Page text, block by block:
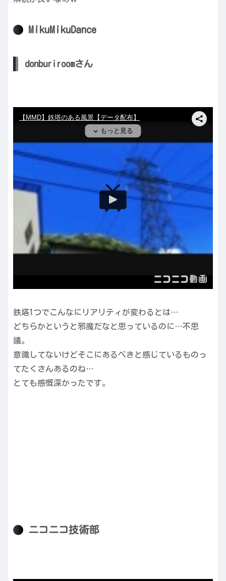
MikuMikuDance
donburiroomさん
鉄塔1つでこんなにリアリティが変わるとは…
どちらかというと邪魔だなと思っているのに…不思
議。
意識してないけどそこにあるべきと感じているものっ
てたくさんあるのね…
とても感慨深かったです。
ニコニコ技術部